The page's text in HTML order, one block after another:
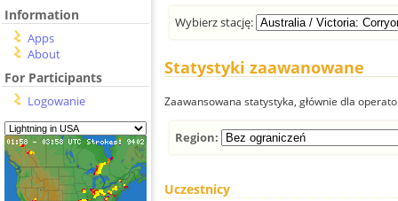
Information
Apps
About
For Participants
Logowanie
Wybierz stację:
Statystyki zaawanowane
Zaawansowana statystyka, głównie dla
Region:
Uczestnicy